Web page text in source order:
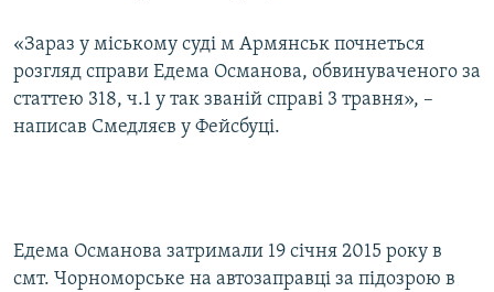
«Зараз у міському суді м Армянськ почнеться
розгляд справи Едема Османова, обвинуваченого за
статтею 318, ч.1 у так званій справі 3 травня», –
написав Смедляєв у Фейсбуці.
Едема Османова затримали 19 січня 2015 року в
смт. Чорноморське на автозаправці за підозрою в